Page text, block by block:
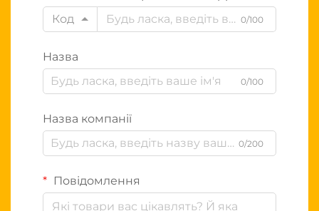
Код
0/100
Назва
0/100
Назва компанії
0/200
Повідомлення